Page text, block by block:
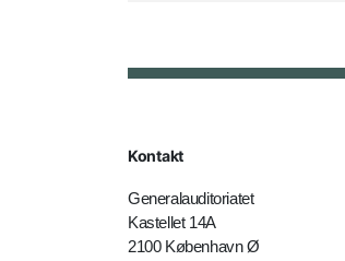
Kontakt
Generalauditoriatet
Kastellet 14A
2100 København Ø